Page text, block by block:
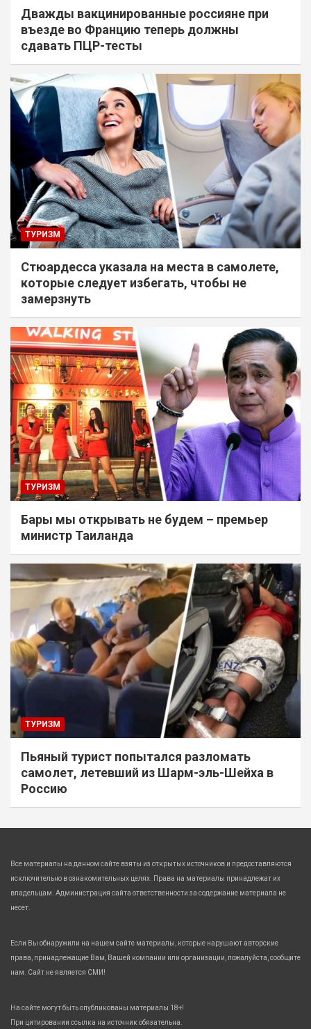
Дважды вакцинированные россияне при
въезде во Францию теперь должны
сдавать ПЦР-тесты
ТУРИЗМ
Стюардесса указала на места в самолете,
которые следует избегать, чтобы не
замерзнуть
ТУРИЗМ
Бары мы открывать не будем – премьер
министр Таиланда
ТУРИЗМ
Пьяный турист попытался разломать
самолет, летевший из Шарм-эль-Шейха в
Россию
Все материалы на данном сайте взяты из открытых источников и предоставляются
исключительно в ознакомительных целях. Права на материалы принадлежат их
владельцам. Администрация сайта ответственности за содержание материала не
несет.
Если Вы обнаружили на нашем сайте материалы, которые нарушают авторские
права, принадлежащие Вам, Вашей компании или организации, пожалуйста, сообщите
нам. Сайт не является СМИ!
На сайте могут быть опубликованы материалы 18+!
При цитировании ссылка на источник обязательна.